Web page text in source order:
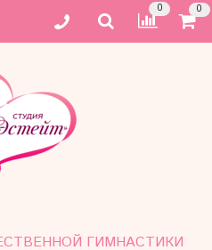
0 0
ГИМНАСТИКИ